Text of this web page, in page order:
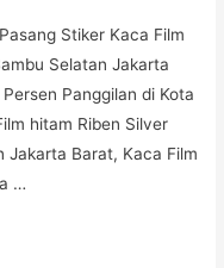
Stiker Kaca Film
Selatan Jakarta
Panggilan di Kota
hitam Riben Silver
Jakarta Barat, Kaca Film
…